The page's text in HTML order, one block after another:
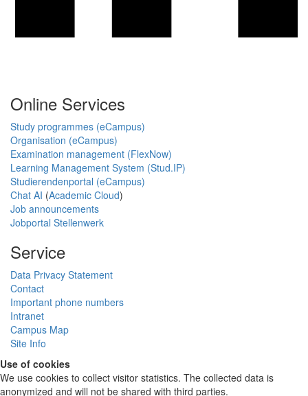
Online Services
Study programmes (eCampus)
Organisation (eCampus)
Examination management (FlexNow)
Learning Management System (Stud.IP)
Studierendenportal (eCampus)
Chat AI (Academic Cloud)
Job announcements
Jobportal Stellenwerk
Service
Data Privacy Statement
Contact
Important phone numbers
Intranet
Campus Map
Site Info
Use of cookies
We use cookies to collect visitor statistics. The collected data is
anonymized and will not be shared with third parties.